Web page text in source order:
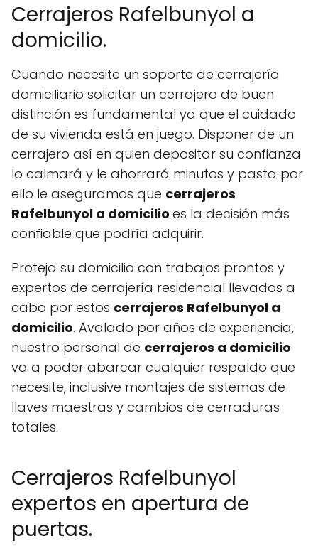
Cerrajeros Rafelbunyol a
domicilio.
Cuando necesite un soporte de cerrajería
domiciliario solicitar un cerrajero de buen
distinción es fundamental ya que el cuidado
de su vivienda está en juego. Disponer de un
cerrajero así en quien depositar su confianza
lo calmará y le ahorrará minutos y pasta por
ello le aseguramos que cerrajeros
Rafelbunyol a domicilio es la decisión más
confiable que podría adquirir.
Proteja su domicilio con trabajos prontos y
expertos de cerrajería residencial llevados a
cabo por estos cerrajeros Rafelbunyol a
domicilio. Avalado por años de experiencia,
nuestro personal de cerrajeros a domicilio
va a poder abarcar cualquier respaldo que
necesite, inclusive montajes de sistemas de
llaves maestras y cambios de cerraduras
totales.
Cerrajeros Rafelbunyol
expertos en apertura de
puertas.